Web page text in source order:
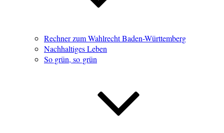
Rechner zum Wahlrecht Baden-Württemberg
Nachhaltiges Leben
So grün, so grün